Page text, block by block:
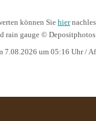
können Sie hier
rain gauge ©
7.08.2026 um 05:16 Uhr /